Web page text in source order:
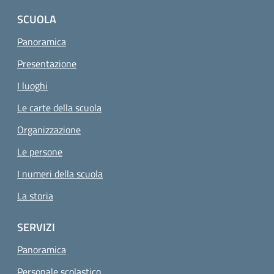
SCUOLA
Panoramica
Presentazione
I luoghi
Le carte della scuola
Organizzazione
Le persone
I numeri della scuola
La storia
SERVIZI
Panoramica